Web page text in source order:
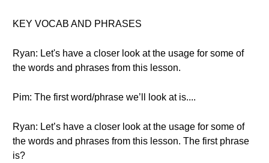
KEY VOCAB AND PHRASES
Ryan: Let's have a closer look at the usage for some of
the words and phrases from this lesson.
Pim: The first word/phrase we’ll look at is....
Ryan: Let’s have a closer look at the usage for some of
the words and phrases from this lesson. The first phrase
is?